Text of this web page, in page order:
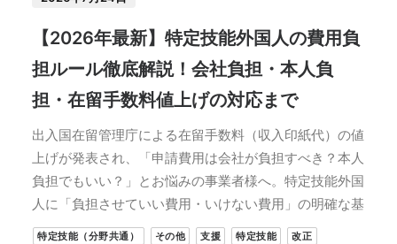
【2026年最新】特定技能外国人の費用負
担ルール徹底解説！会社負担・本人負
担・在留手数料値上げの対応まで
出入国在留管理庁による在留手数料（収入印紙代）の値
上げが発表され、「申請費用は会社が負担すべき？本人
負担でもいい？」とお悩みの事業者様へ。特定技能外国
人に「負担させていい費用・いけない費用」の明確な基
特定技能（分野共通） その他 支援 特定技能
改正